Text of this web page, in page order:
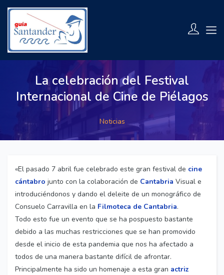
La celebración del Festival
Internacional de Cine de Piélagos
Noticias
«El pasado 7 abril fue celebrado este gran festival de cine
cántabro junto con la colaboración de Cantabria Visual e
introduciéndonos y dando el deleite de un monográfico de
Consuelo Carravilla en la Filmoteca de Cantabria.
Todo esto fue un evento que se ha pospuesto bastante
debido a las muchas restricciones que se han promovido
desde el inicio de esta pandemia que nos ha afectado a
todos de una manera bastante difícil de afrontar.
Principalmente ha sido un homenaje a esta gran actriz